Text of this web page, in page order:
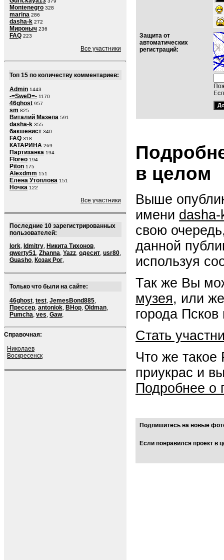
Montenegro 328
marina 286
dasha-k 272
Мироныч 236
FAQ 223
Все участники
Топ 15 по количеству комментариев:
Admin 1443
-=SweD=- 1170
46ghost 957
sm 825
Виталий Мазепа 591
dasha-k 355
бакшевист 340
FAQ 318
КАТАРИНА 269
Партизанка 194
Floreo 194
Piton 175
Alexdmm 151
Елена Утоплова 151
Ночка 122
Все участники
Последние 10 зарегистрированных
пользователей:
lork, ldmitry, Никита Тихонов,
qwerty51, Zhanna, Yazz, одесит, usr80,
Guasho, Козак Рог,
Только что были на сайте:
46ghost, test, JemesBond885,
Прессер, antoniok, BHop, Oldman,
Pumcha, ves, Gaw,
Справочная:
Николаев
Воскресенск
Защита от
автоматических
регистраций:
в целом
Выше
имени dasha-
свою
данной
используя
Так же Вы
музея, или
города
Стать
Что же такое
приукрас и
Подробнее о
Подпишитесь на новые
Если понравился проект в